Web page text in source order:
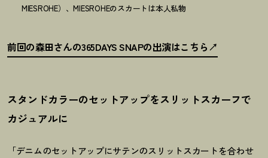
MIESROHE）、MIESROHEのスカートは本人私物
前回の森田さんの365DAYS SNAPの出演はこちら
スタンドカラーのセットアップをスリットスカーフで
カジュアルに
「デニムのセットアップにサテンのスリットスカートを合わせ